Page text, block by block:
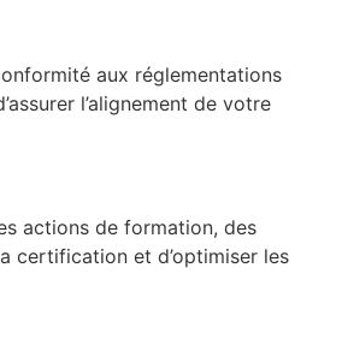
aux réglementations
l’alignement de votre
actions de formation, des
certification et d’optimiser les